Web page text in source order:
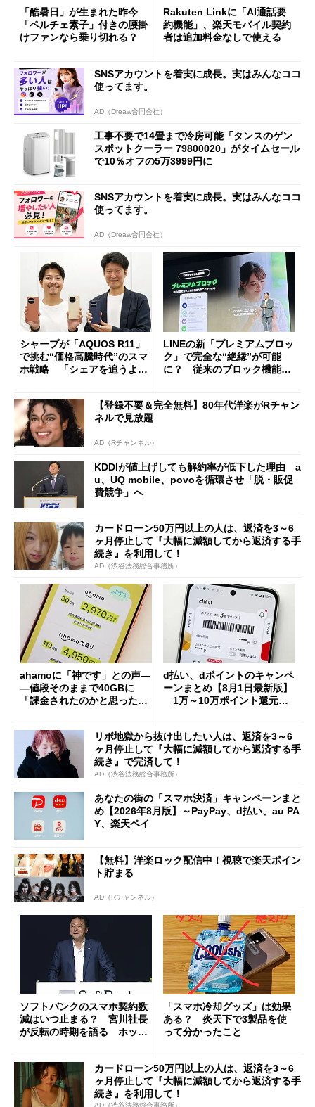
「酷暑日」が生まれた昨今
「ペルチェ素子」付きの腰掛
けファンなら乗り切れる？
Rakuten Linkに「AI通話要
約機能」、楽天モバイル契約
者は追加料金なしで使える
SNSアカウントを着実に成長。実はみんなココ
使ってます。
AD（Dreaw合同会社）
工事不要で14畳まで冷房可能「タンスのゲン
スポットクーラー 79800020」がタイムセール
で10％オフの5万3999円に
SNSアカウントを着実に成長。実はみんなココ
使ってます。
AD（Dreaw合同会社）
シャープが「AQUOS R11」
で挑む“価格高騰時代”のスマ
ホ戦略 「シェアを追うより
LINEの新「プレミアムブロッ
ク」で完全な“絶縁”が可能
に？ 従来のブロック機能と
【登録不要＆完全無料】80年代洋楽がRチャン
ネルで見放題
AD（Rチャンネル）
KDDIが値上げしても解約率が低下した理由 a
u、UQ mobile、povoを循環させ「脱・販促
費競争」へ
カードローン50万円以上の人は、返済を3～6
ヶ月停止して『大幅に減額してから返済する手
続き』を利用して！
AD（渋谷法務総合事務所）
ahamoに「神です」との声―
―値段そのままで40GBに
「課金されたのかと思った」
d払い、dポイントのキャンペ
ーンまとめ【8月1日最新版】
1万～10万ポイント還元の
リボ地獄から抜け出したい人は、返済を3～6
ヶ月停止して『大幅に減額してから返済する手
続き』で完済して！
AD（渋谷法務総合事務所）
あなたの街の「スマホ決済」キャンペーンまと
め【2026年8月版】～PayPay、d払い、au PA
Y、楽天ペイ
【無料】洋楽ロック配信中！視聴で楽天ポイン
ト貯まる
AD（Rチャンネル）
ソフトバンクのスマホ契約数
減はいつ止まる？ 宮川社長
が反転の時期を語る ホッピ
「スマホ冷却グッズ」は効果
ある？ 炎天下で3製品を使
って分かったこと
カードローン50万円以上の人は、返済を3～6
ヶ月停止して『大幅に減額してから返済する手
続き』を利用して！
AD（渋谷法務総合事務所）